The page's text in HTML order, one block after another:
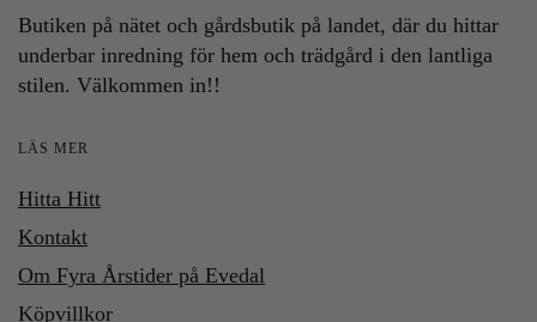
Butiken på nätet och gårdsbutik på landet, där du hittar
underbar inredning för hem och trädgård i den lantliga
stilen. Välkommen in!!
LÄS MER
Hitta Hitt
Kontakt
Om Fyra Årstider på Evedal
Köpvillkor